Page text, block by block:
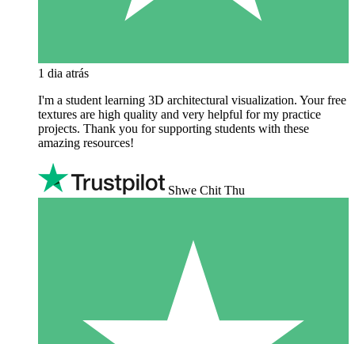
1 dia atrás
I'm a student learning 3D architectural visualization. Your free
textures are high quality and very helpful for my practice
projects. Thank you for supporting students with these
amazing resources!
Shwe Chit Thu